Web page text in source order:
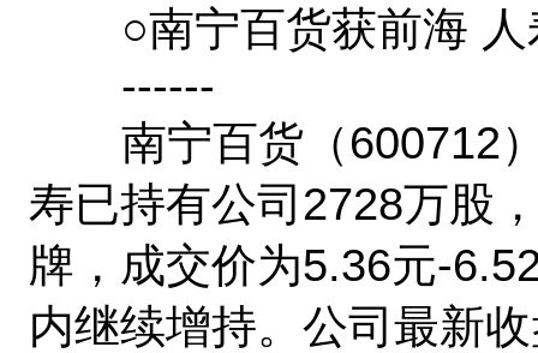
○南宁百货获前海 人
------
南宁百货（600712）
寿已持有公司2728万股
牌，成交价为5.36元-
内继续增持。公司最新